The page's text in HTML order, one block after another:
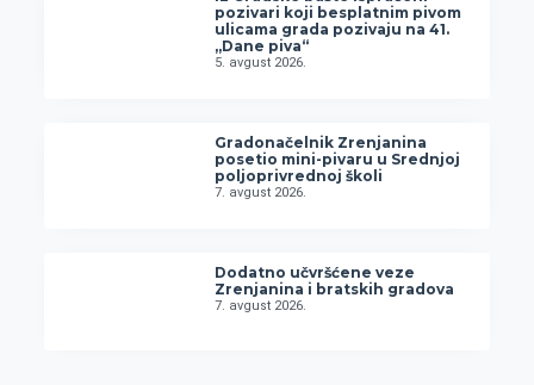
pozivari koji besplatnim pivom
ulicama grada pozivaju na 41.
„Dane piva“
5. avgust 2026.
Gradonačelnik Zrenjanina
posetio mini-pivaru u Srednjoj
poljoprivrednoj školi
7. avgust 2026.
Dodatno učvršćene veze
Zrenjanina i bratskih gradova
7. avgust 2026.